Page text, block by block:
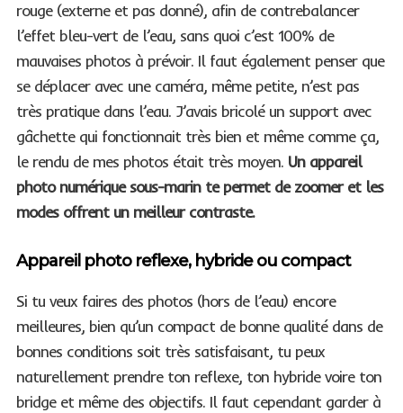
rouge (externe et pas donné), afin de contrebalancer
l’effet bleu-vert de l’eau, sans quoi c’est 100% de
mauvaises photos à prévoir. Il faut également penser que
se déplacer avec une caméra, même petite, n’est pas
très pratique dans l’eau. J’avais bricolé un support avec
gâchette qui fonctionnait très bien et même comme ça,
le rendu de mes photos était très moyen. Un appareil
photo numérique sous-marin te permet de zoomer et les
modes offrent un meilleur contraste.
Appareil photo reflexe, hybride ou compact
Si tu veux faires des photos (hors de l’eau) encore
meilleures, bien qu’un compact de bonne qualité dans de
bonnes conditions soit très satisfaisant, tu peux
naturellement prendre ton reflexe, ton hybride voire ton
bridge et même des objectifs. Il faut cependant garder à